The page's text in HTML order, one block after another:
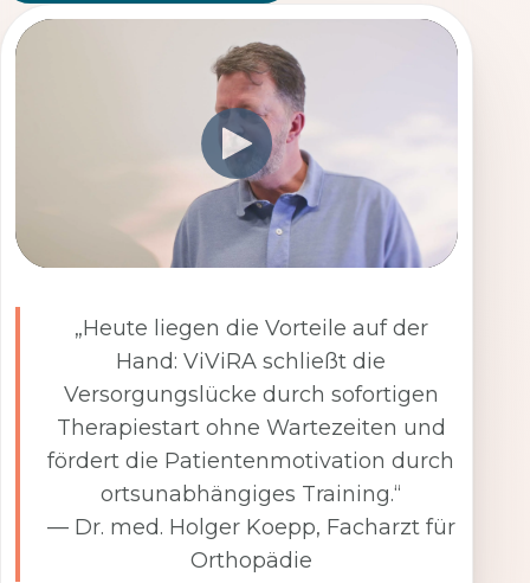
„Heute liegen die Vorteile auf der
Hand: ViViRA schließt die
Versorgungslücke durch sofortigen
Therapiestart ohne Wartezeiten und
fördert die Patientenmotivation durch
ortsunabhängiges Training.“
— Dr. med. Holger Koepp, Facharzt für
Orthopädie